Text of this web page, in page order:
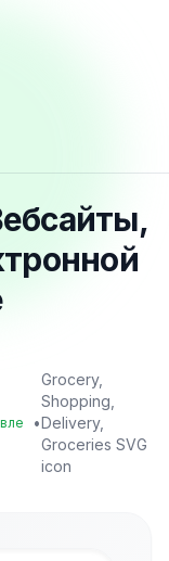
•
Grocery,
Shopping,
Delivery,
Groceries SVG
icon